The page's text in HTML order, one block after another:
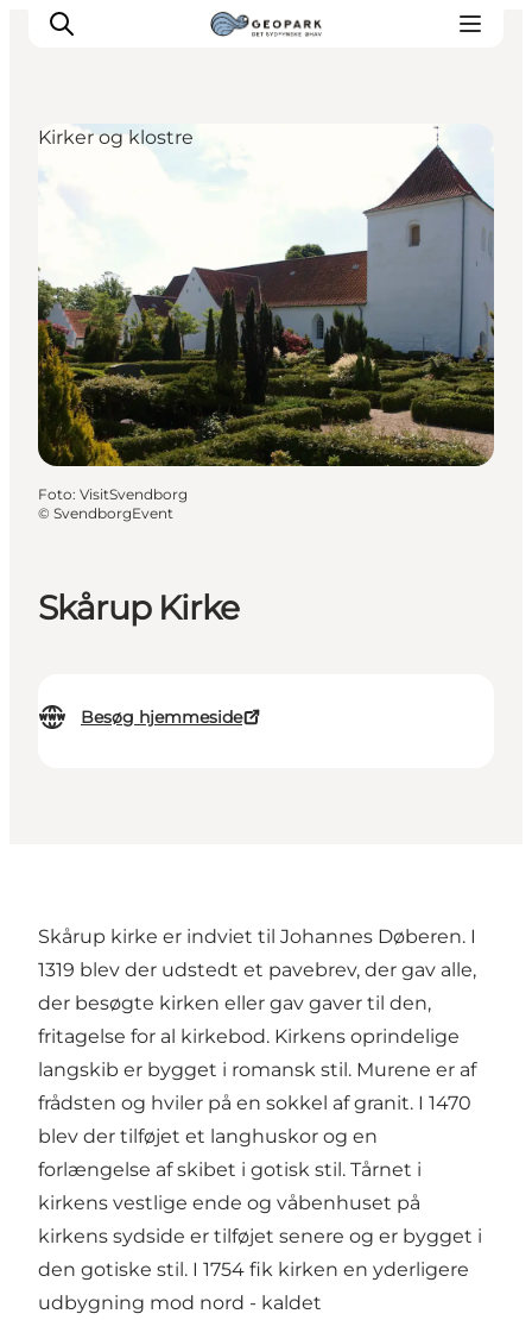
Skårup Kirke
Besøg hjemmeside
Kirker og klostre
Foto: VisitSvendborg
© SvendborgEvent
Skårup kirke er indviet til Johannes Døberen. I
1319 blev der udstedt et pavebrev, der gav alle,
der besøgte kirken eller gav gaver til den,
fritagelse for al kirkebod. Kirkens oprindelige
langskib er bygget i romansk stil. Murene er af
frådsten og hviler på en sokkel af granit. I 1470
blev der tilføjet et langhuskor og en
forlængelse af skibet i gotisk stil. Tårnet i
kirkens vestlige ende og våbenhuset på
kirkens sydside er tilføjet senere og er bygget i
den gotiske stil. I 1754 fik kirken en yderligere
udbygning mod nord - kaldet